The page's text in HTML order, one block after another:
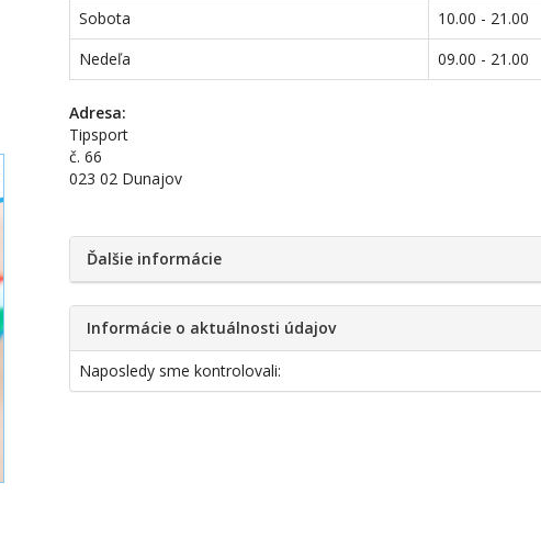
Sobota
10.00 - 21.00
Nedeľa
09.00 - 21.00
Adresa:
Tipsport
č. 66
023 02 Dunajov
Ďalšie informácie
Informácie o aktuálnosti údajov
Naposledy sme kontrolovali: